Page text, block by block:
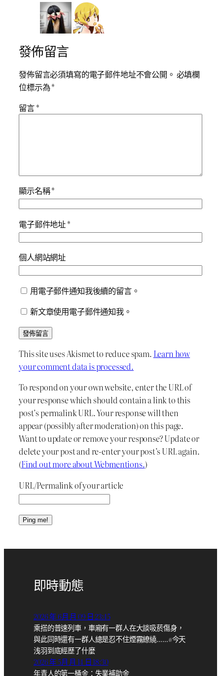
發佈留言
發佈留言必須填寫的電子郵件地址不會公開。 必填欄
位標示為*
留言*
顯示名稱*
電子郵件地址*
個人網站網址
用電子郵件通知我後續的留言。
新文章使用電子郵件通知我。
This site uses Akismet to reduce spam. Learn how
your comment data is processed.
To respond on your own website, enter the URL of
your response which should contain a link to this
post’s permalink URL. Your response will then
appear (possibly after moderation) on this page.
Want to update or remove your response? Update or
delete your post and re-enter your post’s URL again.
(Find out more about Webmentions.)
URL/Permalink of your article
即時動態
2026 年 6月 月 09 日 23:45
乘搭的普速列車，車廂有一群人在大談吸菸傷身，
與此同時還有一群人總是忍不住煙霧繚繞……#今天
浅羽到底經歷了什麼
2026 年 5月 月 14 日 18:30
年青人的第一桶金：失業補助金